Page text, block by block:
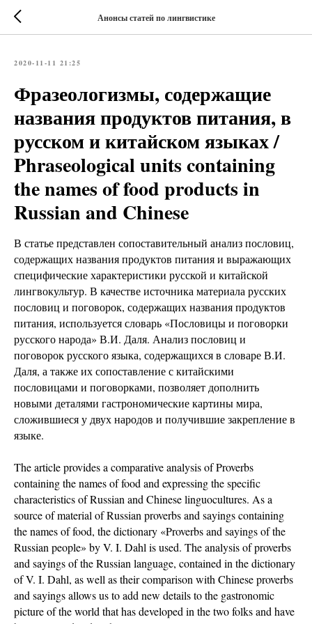
Анонсы статей по лингвистике
2020-11-11 21:25
Фразеологизмы, содержащие
названия продуктов питания, в
русском и китайском языках /
Phraseological units containing
the names of food products in
Russian and Chinese
В статье представлен сопоставительный анализ пословиц,
содержащих названия продуктов питания и выражающих
специфические характеристики русской и китайской
лингвокультур. В качестве источника материала русских
пословиц и поговорок, содержащих названия продуктов
питания, используется словарь «Пословицы и поговорки
русского народа» В.И. Даля. Анализ пословиц и
поговорок русского языка, содержащихся в словаре В.И.
Даля, а также их сопоставление с китайскими
пословицами и поговорками, позволяет дополнить
новыми деталями гастрономические картины мира,
сложившиеся у двух народов и получившие закрепление в
языке.
The article provides a comparative analysis of Proverbs
containing the names of food and expressing the specific
characteristics of Russian and Chinese linguocultures. As a
source of material of Russian proverbs and sayings containing
the names of food, the dictionary «Proverbs and sayings of the
Russian people» by V. I. Dahl is used. The analysis of proverbs
and sayings of the Russian language, contained in the dictionary
of V. I. Dahl, as well as their comparison with Chinese proverbs
and sayings allows us to add new details to the gastronomic
picture of the world that has developed in the two folks and have